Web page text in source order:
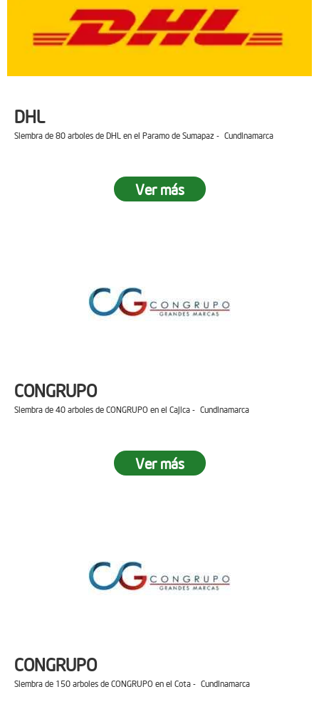
DHL
Siembra de 80 arboles de DHL en el Paramo de Sumapaz - Cundinamarca
Ver más
CONGRUPO
Siembra de 40 arboles de CONGRUPO en el Cajica - Cundinamarca
Ver más
CONGRUPO
Siembra de 150 arboles de CONGRUPO en el Cota - Cundinamarca